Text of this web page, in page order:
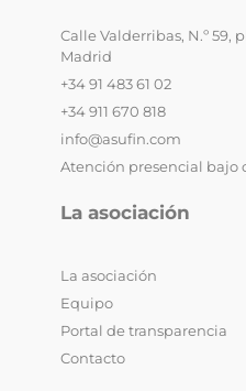
Calle Valderribas, N.º 59,
Madrid
+34 91 483 61 02
+34 911 670 818
info@asufin.com
Atención presencial bajo
La asociación
La asociación
Equipo
Portal de transparencia
Contacto